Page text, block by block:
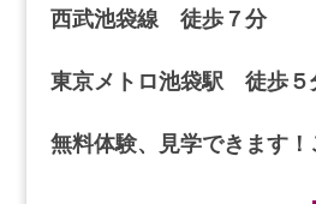
西武池袋線 徒歩７分
東京メトロ池袋駅 徒歩５
無料体験、見学できます